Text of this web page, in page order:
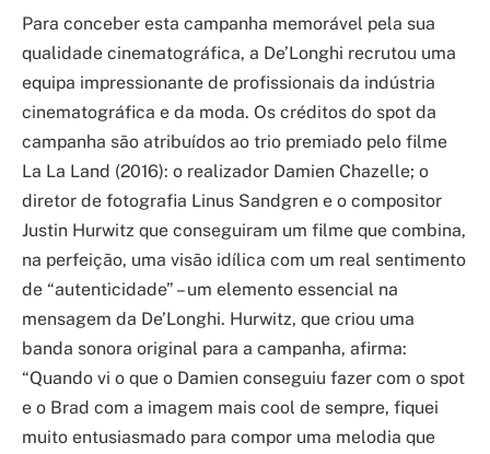
Para conceber esta campanha memorável pela sua
qualidade cinematográfica, a De’Longhi recrutou uma
equipa impressionante de profissionais da indústria
cinematográfica e da moda. Os créditos do spot da
campanha são atribuídos ao trio premiado pelo filme
La La Land (2016): o realizador Damien Chazelle; o
diretor de fotografia Linus Sandgren e o compositor
Justin Hurwitz que conseguiram um filme que combina,
na perfeição, uma visão idílica com um real sentimento
de “autenticidade” – um elemento essencial na
mensagem da De’Longhi. Hurwitz, que criou uma
banda sonora original para a campanha, afirma:
“Quando vi o que o Damien conseguiu fazer com o spot
e o Brad com a imagem mais cool de sempre, fiquei
muito entusiasmado para compor uma melodia que